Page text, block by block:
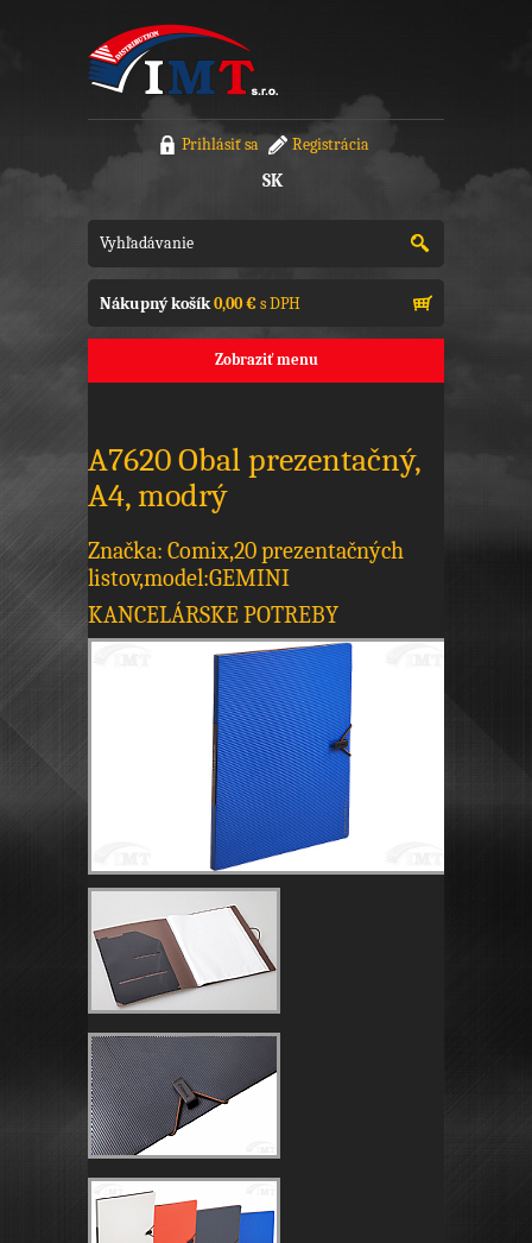
Prihlásiť sa Registrácia
SK
Nákupný košík0,00 €s DPH
Zobraziť menu
A7620 Obal prezentačný,
A4, modrý
Značka: Comix,20 prezentačných
listov,model:GEMINI
KANCELÁRSKE POTREBY